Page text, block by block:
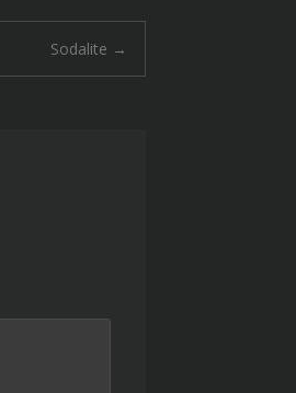
Sodalite →